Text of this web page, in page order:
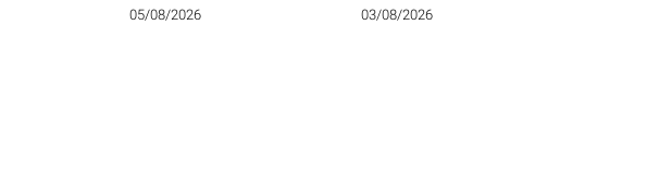
05/08/2026
compras
03/08/2026